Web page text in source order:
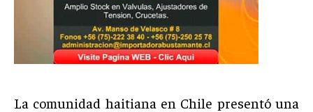
La comunidad haitiana en Chile presentó una